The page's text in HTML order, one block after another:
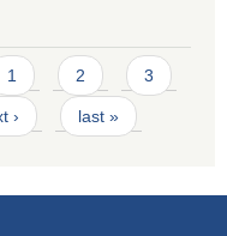
1 2 3
› last »